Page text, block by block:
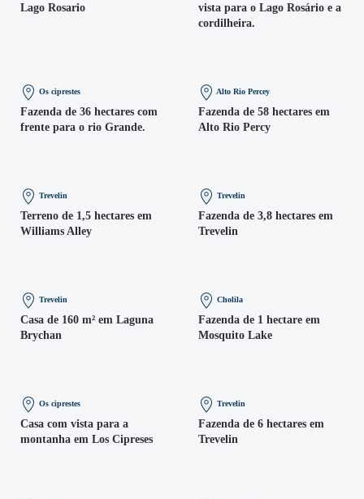
Lago Rosario
vista para o Lago Rosário e a
cordilheira.
Os ciprestes
Fazenda de 36 hectares com
frente para o rio Grande.
Alto Rio Percey
Fazenda de 58 hectares em
Alto Rio Percy
Trevelin
Terreno de 1,5 hectares em
Williams Alley
Trevelin
Fazenda de 3,8 hectares em
Trevelin
Trevelin
Casa de 160 m² em Laguna
Brychan
Cholila
Fazenda de 1 hectare em
Mosquito Lake
Os ciprestes
Casa com vista para a
montanha em Los Cipreses
Trevelin
Fazenda de 6 hectares em
Trevelin